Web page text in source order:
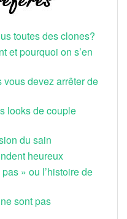
toutes des clones?
et pourquoi on s’en
devez arrêter de
looks de couple
du sain
heureux
» ou l’histoire de
sont pas